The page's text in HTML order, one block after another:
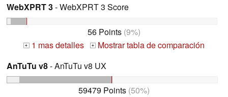
WebXPRT 3- WebXPRT 3 Score
56 Points (9%)
+ 1 mas detalles +
Mostrar tabla de comparación
AnTuTu v8- AnTuTu v8 UX
59479 Points (50%)